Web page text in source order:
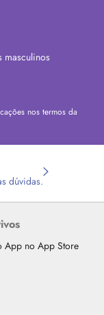
masculinos
nos termos da
dúvidas.